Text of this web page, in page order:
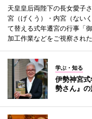
天皇皇后両陛下の長女愛子
宮（げくう）・内宮（ない
て替える式年遷宮の行事「
加工作業などをご視察された
学ぶ・知る
伊勢神宮
勢さん』